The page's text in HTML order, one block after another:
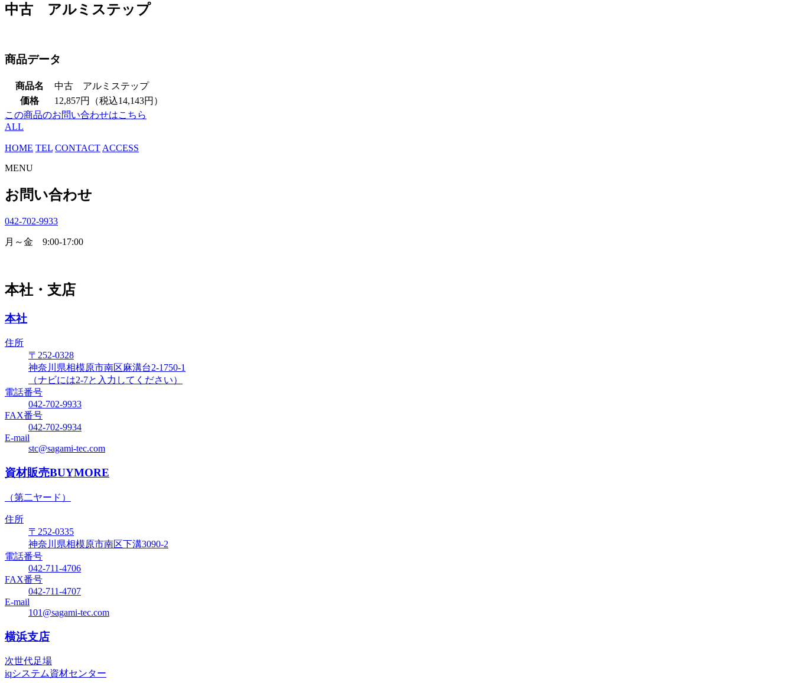
中古 アルミステップ
商品データ
商品名
中古 アルミステップ
価格
12,857円（税込14,143円）
この商品のお問い合わせはこちら
ALL
HOME TEL CONTACT ACCESS
MENU
お問い合わせ
042-702-9933
月～金 9:00-17:00
本社・支店
本社
住所
〒252-0328
神奈川県相模原市南区麻溝台2-1750-1
（ナビには2-7と入力してください）
電話番号
042-702-9933
FAX番号
042-702-9934
E-mail
stc@sagami-tec.com
資材販売BUYMORE
（第二ヤード）
住所
〒252-0335
神奈川県相模原市南区下溝3090-2
電話番号
042-711-4706
FAX番号
042-711-4707
E-mail
101@sagami-tec.com
横浜支店
次世代足場
iqシステム資材センター